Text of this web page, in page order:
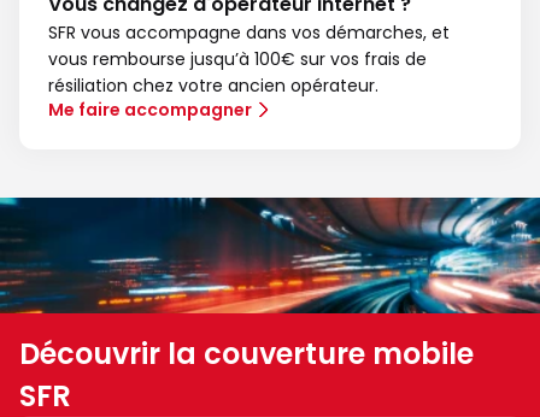
SFR vous accompagne dans vos démarches, et
vous rembourse jusqu’à 100€ sur vos frais de
résiliation chez votre ancien opérateur.
Me faire accompagner
Découvrir la couverture mobile
SFR